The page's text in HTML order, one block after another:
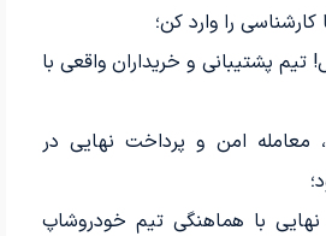
را وارد کن؛
پشتیبانی و خریداران واقعی با
معامله امن و پرداخت نهایی در
با هماهنگی تیم خودروشاپ